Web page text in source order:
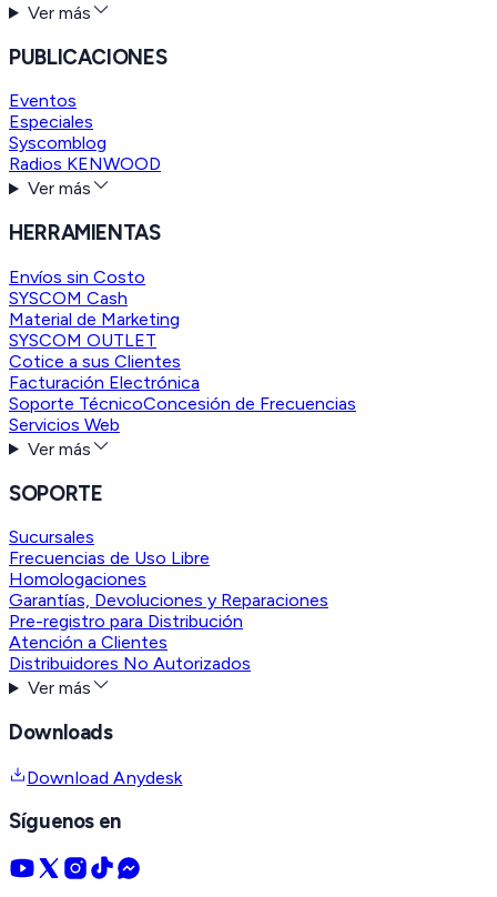
Ver más
PUBLICACIONES
Eventos
Especiales
Syscomblog
Radios KENWOOD
Ver más
HERRAMIENTAS
Envíos sin Costo
SYSCOM Cash
Material de Marketing
SYSCOM OUTLET
Cotice a sus Clientes
Facturación Electrónica
Soporte TécnicoConcesión de Frecuencias
Servicios Web
Ver más
SOPORTE
Sucursales
Frecuencias de Uso Libre
Homologaciones
Garantías, Devoluciones y Reparaciones
Pre-registro para Distribución
Atención a Clientes
Distribuidores No Autorizados
Ver más
Downloads
Download Anydesk
Síguenos en